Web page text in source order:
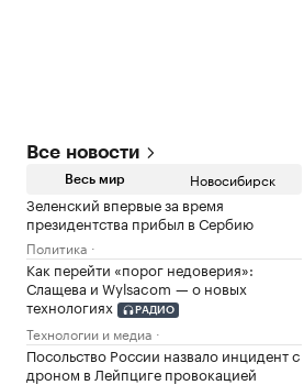
Все новости
Весь мир Новосибирск
Зеленский впервые за время
президентства прибыл в Сербию
Политика
Как перейти «порог недоверия»:
Слащева и Wylsacom — о новых
технологиях
РАДИО
Технологии и медиа
Посольство России назвало инцидент с
дроном в Лейпциге провокацией